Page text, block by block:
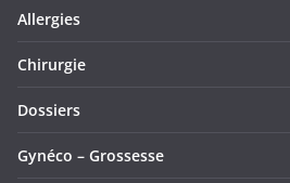
Allergies
Chirurgie
Dossiers
Gynéco – Grossesse